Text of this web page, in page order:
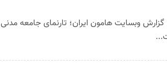
وبسایت هامون ایران؛ تارنمای جامعه